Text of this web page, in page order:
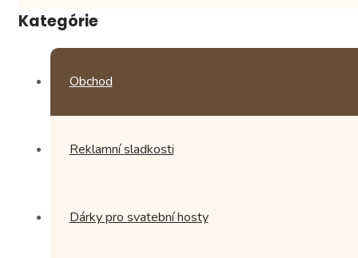
Kategórie
Obchod
Reklamní sladkosti
Dárky pro svatební hosty